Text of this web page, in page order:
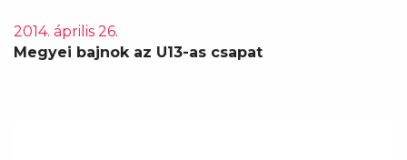
2014. április 26.
Megyei bajnok az U13-as csapat